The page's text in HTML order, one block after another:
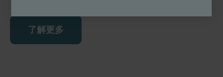
了解更多